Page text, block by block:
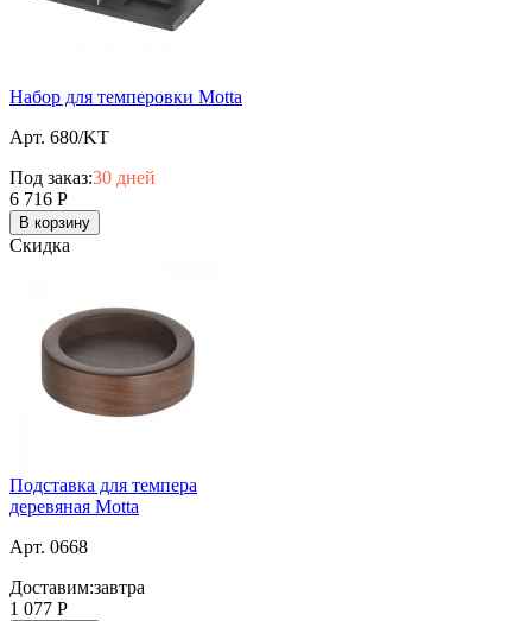
Набор для темперовки Motta
Арт. 680/KT
Под заказ:30 дней
6 716 Р
В корзину
Скидка
Подставка для темпера
деревяная Motta
Арт. 0668
Доставим:завтра
1 077 Р